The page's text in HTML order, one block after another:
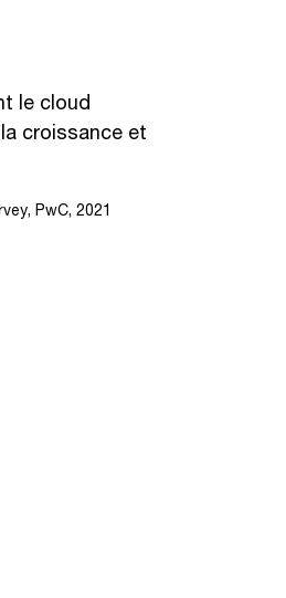
le cloud
croissance et
PwC, 2021